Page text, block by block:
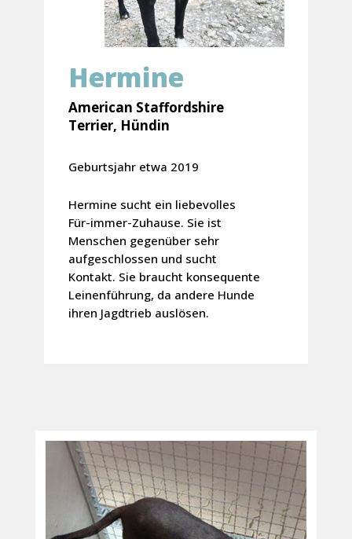
Hermine
American Staffordshire
Terrier, Hündin
Geburtsjahr etwa 2019
Hermine sucht ein liebevolles
Für-immer-Zuhause. Sie ist
Menschen gegenüber sehr
aufgeschlossen und sucht
Kontakt. Sie braucht konsequente
Leinenführung, da andere Hunde
ihren Jagdtrieb auslösen.